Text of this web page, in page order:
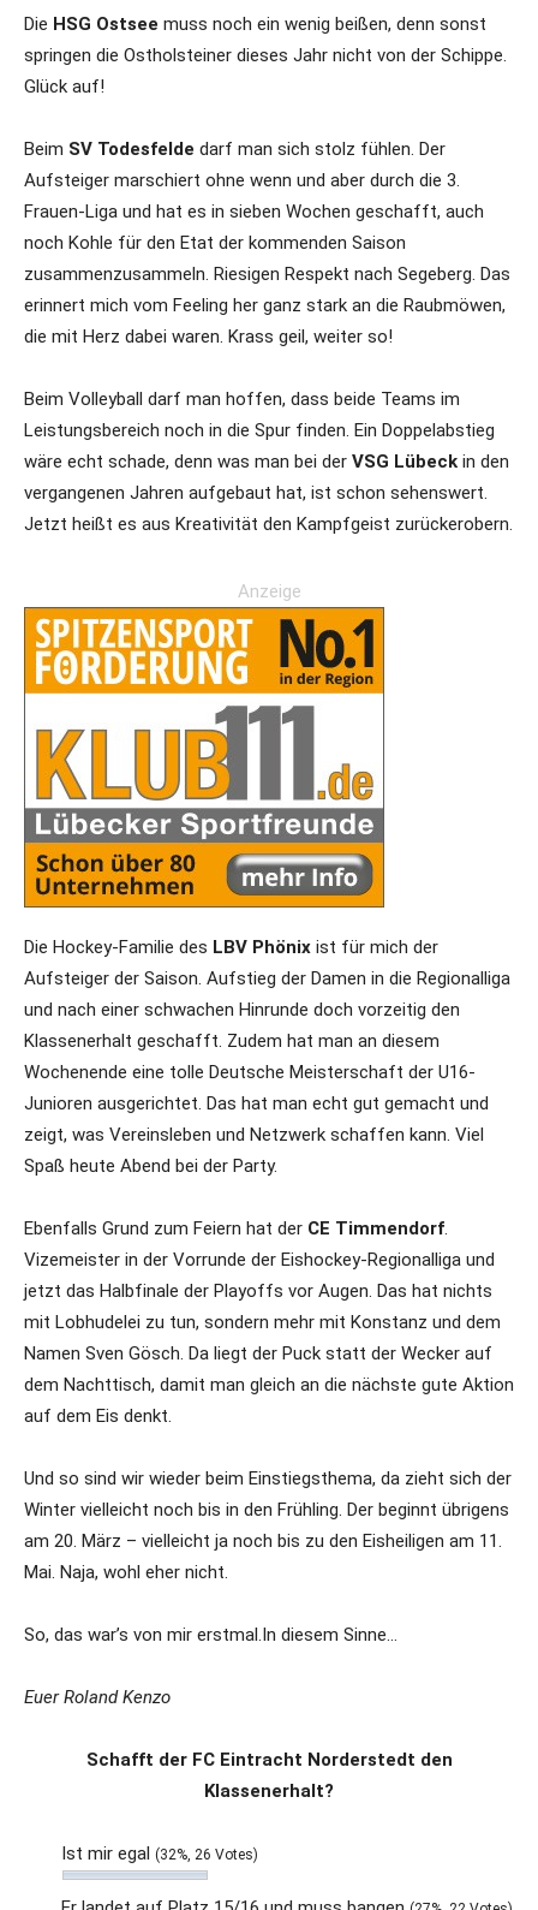
Die HSG Ostsee muss noch ein wenig beißen, denn sonst
springen die Ostholsteiner dieses Jahr nicht von der Schippe.
Glück auf!
Beim SV Todesfelde darf man sich stolz fühlen. Der
Aufsteiger marschiert ohne wenn und aber durch die 3.
Frauen-Liga und hat es in sieben Wochen geschafft, auch
noch Kohle für den Etat der kommenden Saison
zusammenzusammeln. Riesigen Respekt nach Segeberg. Das
erinnert mich vom Feeling her ganz stark an die Raubmöwen,
die mit Herz dabei waren. Krass geil, weiter so!
Beim Volleyball darf man hoffen, dass beide Teams im
Leistungsbereich noch in die Spur finden. Ein Doppelabstieg
wäre echt schade, denn was man bei der VSG Lübeck in den
vergangenen Jahren aufgebaut hat, ist schon sehenswert.
Jetzt heißt es aus Kreativität den Kampfgeist zurückerobern.
Anzeige
Die Hockey-Familie des LBV Phönix ist für mich der
Aufsteiger der Saison. Aufstieg der Damen in die Regionalliga
und nach einer schwachen Hinrunde doch vorzeitig den
Klassenerhalt geschafft. Zudem hat man an diesem
Wochenende eine tolle Deutsche Meisterschaft der U16-
Junioren ausgerichtet. Das hat man echt gut gemacht und
zeigt, was Vereinsleben und Netzwerk schaffen kann. Viel
Spaß heute Abend bei der Party.
Ebenfalls Grund zum Feiern hat der CE Timmendorf.
Vizemeister in der Vorrunde der Eishockey-Regionalliga und
jetzt das Halbfinale der Playoffs vor Augen. Das hat nichts
mit Lobhudelei zu tun, sondern mehr mit Konstanz und dem
Namen Sven Gösch. Da liegt der Puck statt der Wecker auf
dem Nachttisch, damit man gleich an die nächste gute Aktion
auf dem Eis denkt.
Und so sind wir wieder beim Einstiegsthema, da zieht sich der
Winter vielleicht noch bis in den Frühling. Der beginnt übrigens
am 20. März – vielleicht ja noch bis zu den Eisheiligen am 11.
Mai. Naja, wohl eher nicht.
So, das war’s von mir erstmal.In diesem Sinne…
Euer Roland Kenzo
Schafft der FC Eintracht Norderstedt den
Klassenerhalt?
Ist mir egal (32%, 26 Votes)